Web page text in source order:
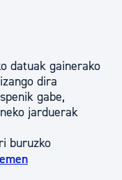
datuak gainerako
dira
gabe,
jarduerak
buruzko